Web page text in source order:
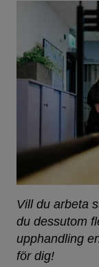
Vill du arbeta
du dessutom
upphandling
för dig!